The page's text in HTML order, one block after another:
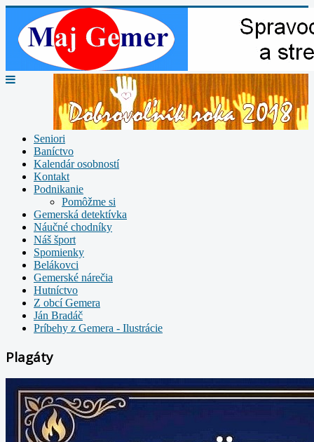
Seniori
Baníctvo
Kalendár osobností
Kontakt
Podnikanie
Pomôžme si
Gemerská detektívka
Náučné chodníky
Náš šport
Spomienky
Belákovci
Gemerské nárečia
Hutníctvo
Z obcí Gemera
Ján Bradáč
Príbehy z Gemera - Ilustrácie
Plagáty